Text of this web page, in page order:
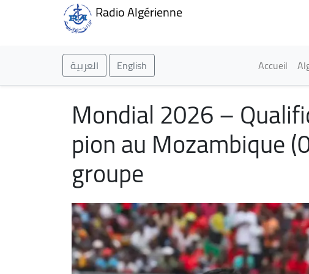
Radio Algérienne
العربية English Main
Accueil
Mondial 2026 –
pion au Mozambique
groupe